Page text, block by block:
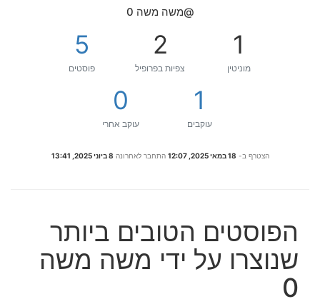
@משה משה 0
1
מוניטין
2
צפיות בפרופיל
5
פוסטים
1
עוקבים
0
עוקב אחרי
הצטרף ב- 18 במאי 2025, 12:07 התחבר לאחרונה 8 ביוני 2025, 13:41
הפוסטים הטובים ביותר
שנוצרו על ידי משה משה
0